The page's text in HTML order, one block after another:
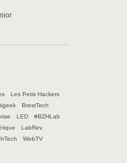
Les Petis Hackers
BrestTech
LED
#BZHLab
LabRev
WebTV